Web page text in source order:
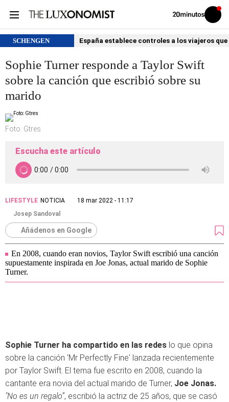
Volver
Iniciar
sesión
SCHENGEN España establece controles a los viajeros
Sophie Turner responde a Taylor Swift
sobre la canción que escribió sobre su
marido
Foto: Gtres
Escucha este artículo
LIFESTYLE NOTICIA
18 mar 2022 - 11:17
Josep Sandoval
Añádenos en Google
En 2008, cuando eran novios, Taylor Swift escribió una canción
supuestamente inspirada en Joe Jonas, actual marido de Sophie
Turner.
Sophie Turner ha compartido en las redes lo que opina
sobre la canción 'Mr Perfectly Fine' lanzada recientemente
por Taylor Swift. El tema fue escrito en 2008, cuando la
cantante era novia del actual marido de Turner, Joe Jonas.
"No es un regalo”, escribió la actriz de 25 años, que se casó